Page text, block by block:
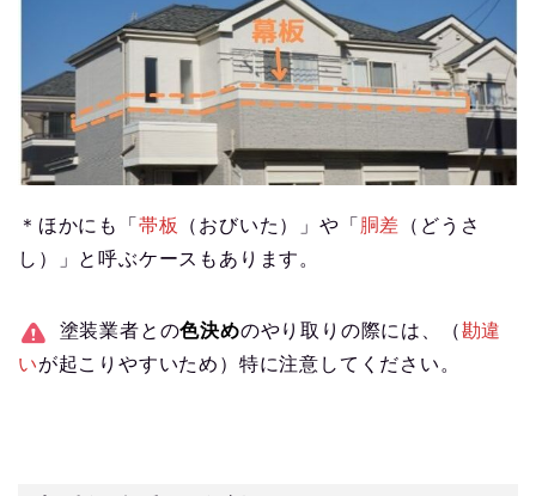
＊ほかにも「 帯板 （おびいた）」や「 胴差 （どうさ
し）」と呼ぶケースもあります。
塗装業者との色決めのやり取りの際には、（勘違
いが起こりやすいため）特に注意してください。